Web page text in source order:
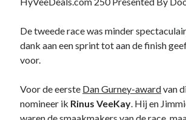
De tweede race was minder
dank aan een sprint tot aan de finish
voor.
Voor de eerste Dan Gurney-awardvan
nomineer ik Rinus VeeKay. Hij en